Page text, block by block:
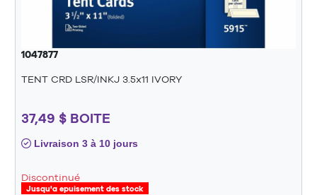
1047877
TENT CRD LSR/INKJ 3.5x11 IVORY
37,49 $ BOITE
Livraison 3 à 10 jours
Discontinué
Jusqu'a epuisement des stock